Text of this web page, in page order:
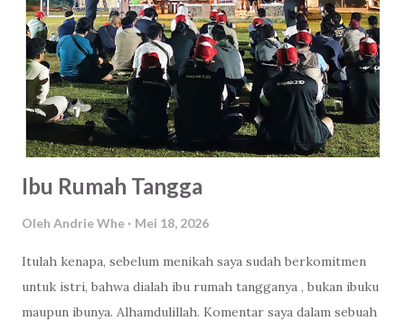
nasib jadi bahan nasehat dan perbandingan. Wkwkwk Terus
gimana caranya biar sukses dan banyak uang seperti CEO?
*Tanya randomnya ke saya Eh, salah saya bawa dia tarik
tunai ke ATM sampai muncul itu pertanyaan. Kebanyakan
nonton dracin itu bocah keknya. Abisin jatah gagal yang
banyak dan berteman dengan kesepian. *Jawab saya se...
Ibu Rumah Tangga
Oleh Andrie Whe Mei 18, 2026
Itulah kenapa, sebelum menikah saya sudah berkomitmen
untuk istri, bahwa dialah ibu rumah tangganya , bukan ibuku
maupun ibunya. Alhamdulillah. Komentar saya dalam sebuah